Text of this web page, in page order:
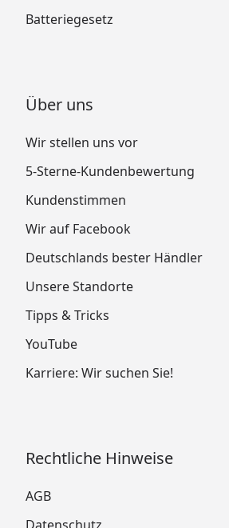
Batteriegesetz
Über uns
Wir stellen uns vor
5-Sterne-Kundenbewertung
Kundenstimmen
Wir auf Facebook
Deutschlands bester Händler
Unsere Standorte
Tipps & Tricks
YouTube
Karriere: Wir suchen Sie!
Rechtliche Hinweise
AGB